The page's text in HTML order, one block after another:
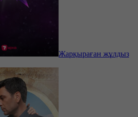
Жарқыраған жұлдыз